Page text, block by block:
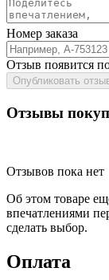
Номер заказа
Отзыв появится
Опубликовать
Отзывы
Отзывов пока нет
Об этом товаре
впечатлениями
сделать выбор.
Оплата